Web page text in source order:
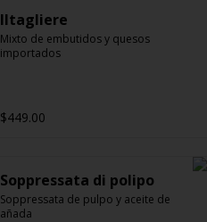
Iltagliere
Mixto de embutidos y quesos
importados
$449.00
Soppressata di polipo
Soppressata de pulpo y aceite de
añada